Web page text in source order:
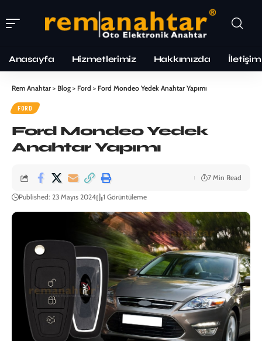
Anasayfa Hizmetlerimiz Hakkımızda İletişim
Rem Anahtar > Blog > Ford > Ford Mondeo Yedek Anahtar Yapımı
FORD
Ford Mondeo Yedek
Anahtar Yapımı
Published: 23 Mayıs 2024 1 Görüntüleme
7 Min Read